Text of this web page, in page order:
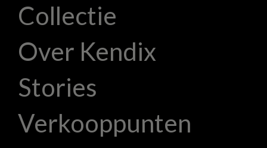
Collectie
Over Kendix
Stories
Verkooppunten